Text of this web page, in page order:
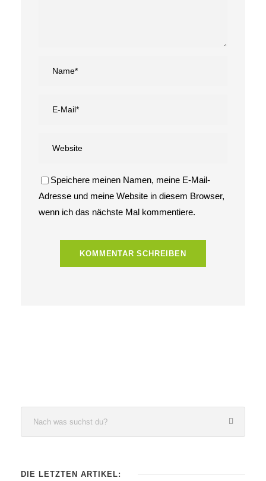
Speichere meinen Namen, meine E-Mail-
Adresse und meine Website in diesem Browser,
wenn ich das nächste Mal kommentiere.
DIE LETZTEN ARTIKEL: